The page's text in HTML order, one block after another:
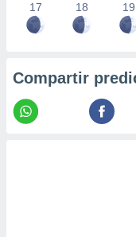
17 18 19
Compartir